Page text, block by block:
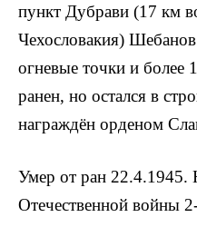
пункт Дубрави (17 км
Чехословакия)
огневые точки и более
ранен, но остался в
награждён орденом
Умер от ран 22.4.1945.
Отечественной войны